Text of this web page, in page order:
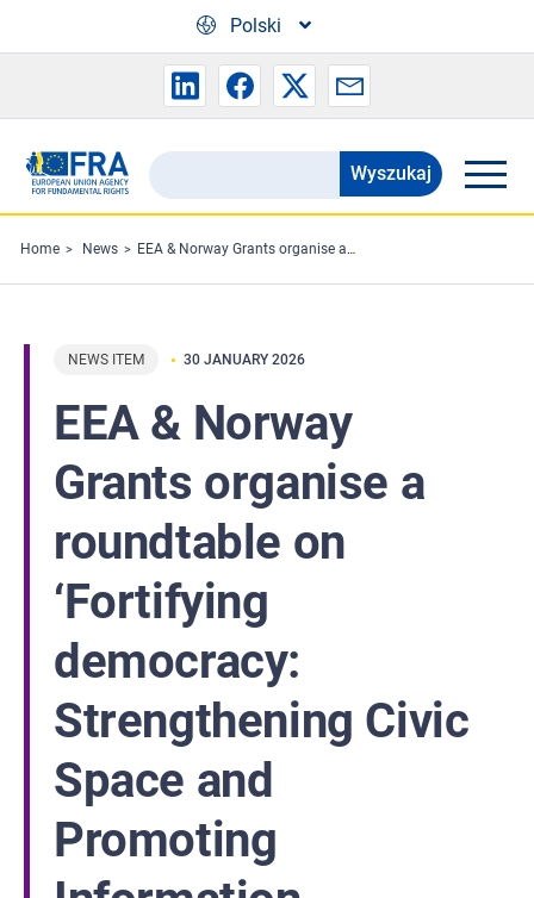
Polski
Search
the
FRA
website
Wyszukaj
Home News EEA & Norway Grants organise a roundtable on ‘Fortifying democracy: Strengthening Civic Space and Promoting Information Integrity’
NEWS ITEM 30 JANUARY 2026
EEA & Norway
Grants organise a
roundtable on
‘Fortifying
democracy:
Strengthening Civic
Space and
Promoting